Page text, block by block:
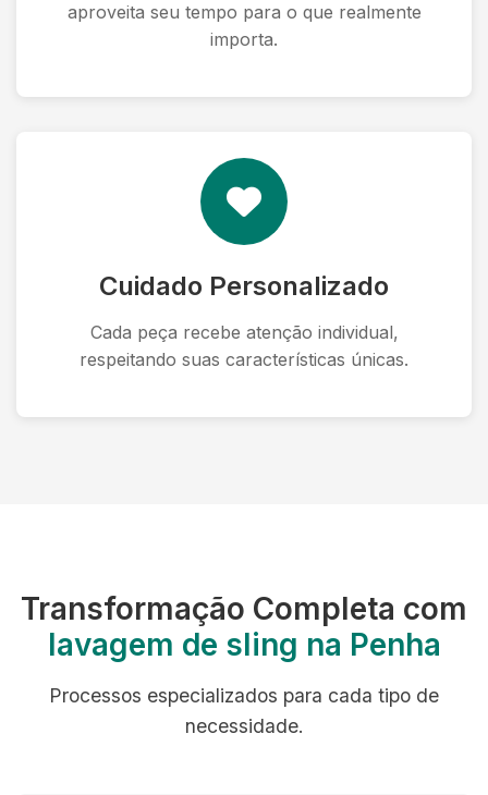
aproveita seu tempo para o que realmente
importa.
Cuidado Personalizado
Cada peça recebe atenção individual,
respeitando suas características únicas.
Transformação Completa com
lavagem de sling na Penha
Processos especializados para cada tipo de
necessidade.